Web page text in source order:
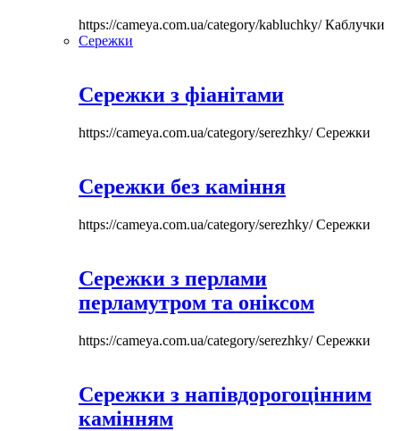
https://cameya.com.ua/category/kabluchky/Каблучки
Сережки
Сережки з фіанітами
https://cameya.com.ua/category/serezhky/Сережки
Сережки без каміння
https://cameya.com.ua/category/serezhky/Сережки
Сережки з перлами
перламутром та оніксом
https://cameya.com.ua/category/serezhky/Сережки
Сережки з напівдорогоцінним
камінням